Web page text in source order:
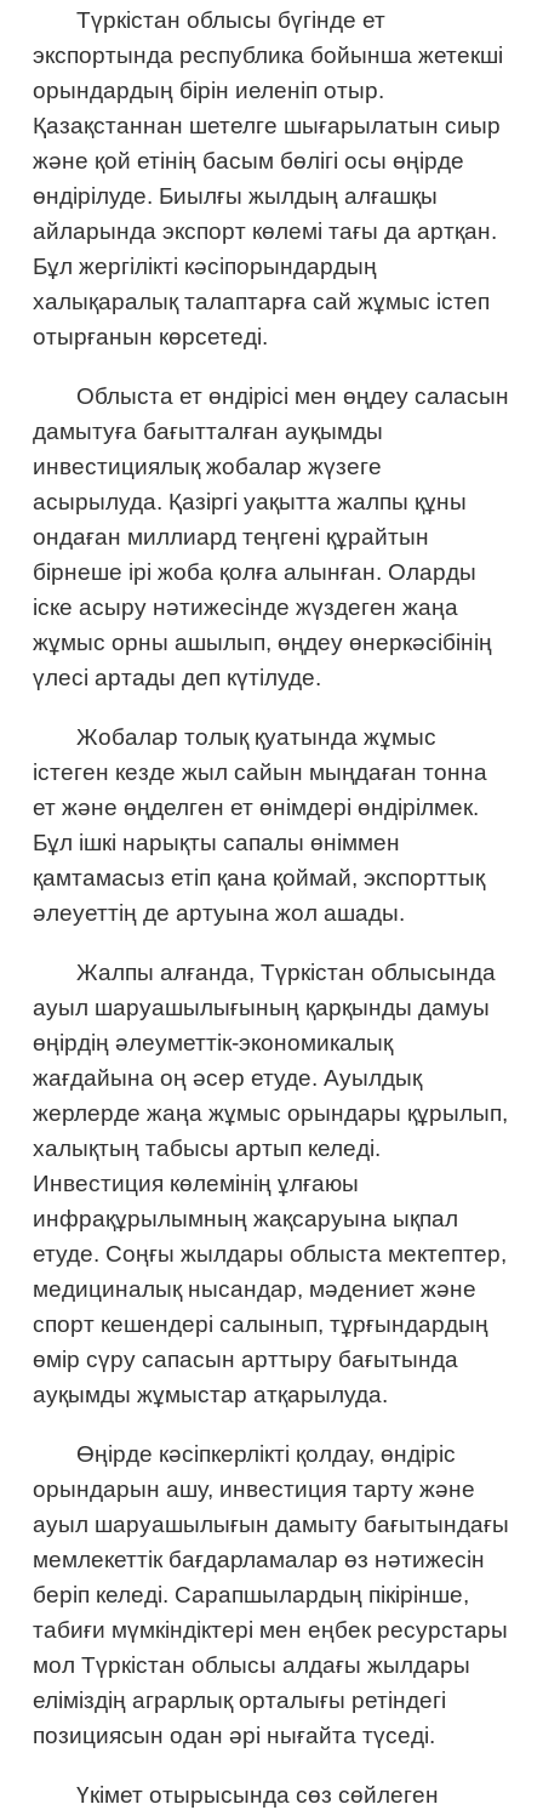
Түркістан облысы бүгінде ет
экспортында республика бойынша жетекші
орындардың бірін иеленіп отыр.
Қазақстаннан шетелге шығарылатын сиыр
және қой етінің басым бөлігі осы өңірде
өндірілуде. Биылғы жылдың алғашқы
айларында экспорт көлемі тағы да артқан.
Бұл жергілікті кәсіпорындардың
халықаралық талаптарға сай жұмыс істеп
отырғанын көрсетеді.
Облыста ет өндірісі мен өңдеу саласын
дамытуға бағытталған ауқымды
инвестициялық жобалар жүзеге
асырылуда. Қазіргі уақытта жалпы құны
ондаған миллиард теңгені құрайтын
бірнеше ірі жоба қолға алынған. Оларды
іске асыру нәтижесінде жүздеген жаңа
жұмыс орны ашылып, өңдеу өнеркәсібінің
үлесі артады деп күтілуде.
Жобалар толық қуатында жұмыс
істеген кезде жыл сайын мыңдаған тонна
ет және өңделген ет өнімдері өндірілмек.
Бұл ішкі нарықты сапалы өніммен
қамтамасыз етіп қана қоймай, экспорттық
әлеуеттің де артуына жол ашады.
Жалпы алғанда, Түркістан облысында
ауыл шаруашылығының қарқынды дамуы
өңірдің әлеуметтік-экономикалық
жағдайына оң әсер етуде. Ауылдық
жерлерде жаңа жұмыс орындары құрылып,
халықтың табысы артып келеді.
Инвестиция көлемінің ұлғаюы
инфрақұрылымның жақсаруына ықпал
етуде. Соңғы жылдары облыста мектептер,
медициналық нысандар, мәдениет және
спорт кешендері салынып, тұрғындардың
өмір сүру сапасын арттыру бағытында
ауқымды жұмыстар атқарылуда.
Өңірде кәсіпкерлікті қолдау, өндіріс
орындарын ашу, инвестиция тарту және
ауыл шаруашылығын дамыту бағытындағы
мемлекеттік бағдарламалар өз нәтижесін
беріп келеді. Сарапшылардың пікірінше,
табиғи мүмкіндіктері мен еңбек ресурстары
мол Түркістан облысы алдағы жылдары
еліміздің аграрлық орталығы ретіндегі
позициясын одан әрі нығайта түседі.
Үкімет отырысында сөз сөйлеген